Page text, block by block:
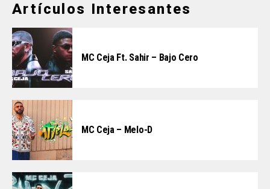
Artículos Interesantes
MC Ceja Ft. Sahir – Bajo Cero
MC Ceja – Melo-D